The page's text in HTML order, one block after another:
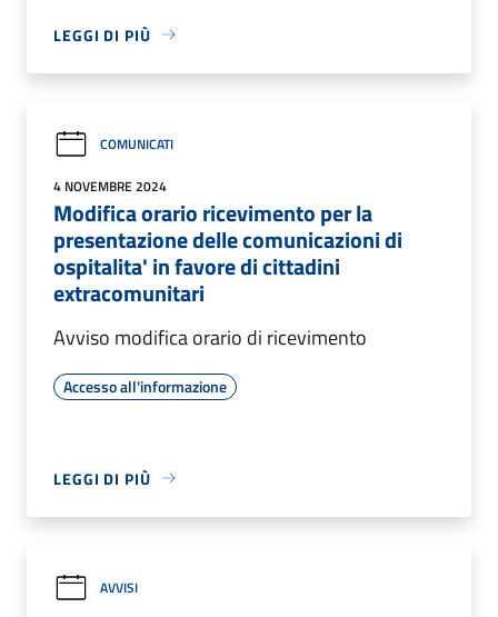
LEGGI DI PIÙ
COMUNICATI
4 NOVEMBRE 2024
Modifica orario ricevimento per la
presentazione delle comunicazioni di
ospitalita' in favore di cittadini
extracomunitari
Avviso modifica orario di ricevimento
Accesso all'informazione
LEGGI DI PIÙ
AVVISI